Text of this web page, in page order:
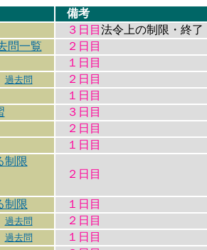
備考
３日目 法令上の制限・終了
問一覧
２日目
１日目
過去問
２日目
１日目
３日目
２日目
１日目
制限
２日目
制限
１日目
過去問
２日目
過去問
１日目